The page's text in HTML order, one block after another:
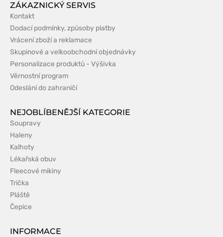
ZÁKAZNICKÝ SERVIS
Kontakt
Dodací podmínky, způsoby platby
Vrácení zboží a reklamace
Skupinové a velkoobchodní objednávky
Personalizace produktů - Výšivka
Věrnostní program
Odeslání do zahraničí
NEJOBLÍBENĚJŠÍ KATEGORIE
Soupravy
Haleny
Kalhoty
Lékařská obuv
Fleecové mikiny
Trička
Pláště
Čepice
INFORMACE